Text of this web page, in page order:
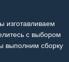
изготавливаем
с выбором
выполним сборку